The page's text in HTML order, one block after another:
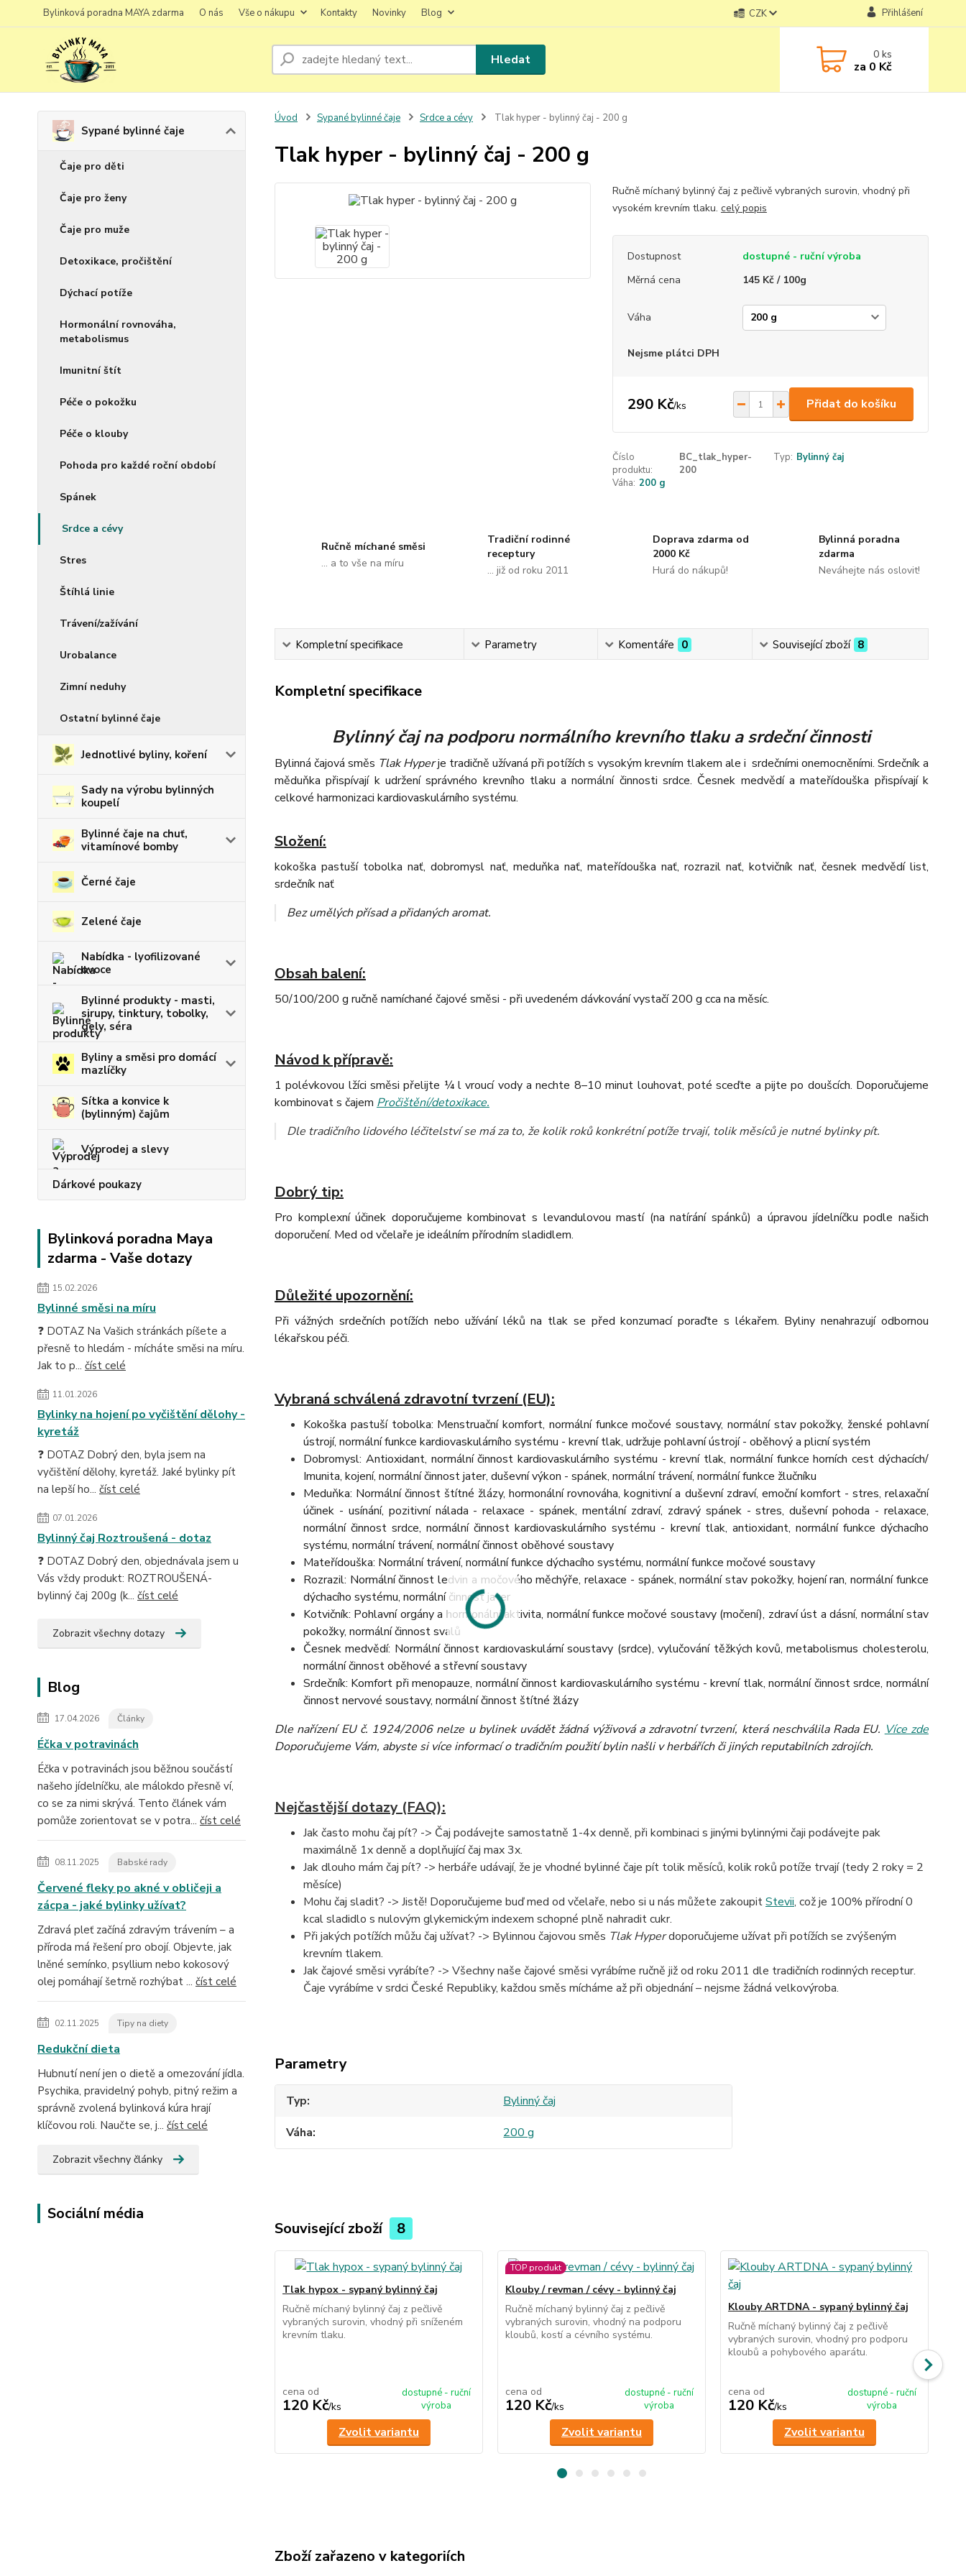
Bylinková poradna MAYA zdarma O nás Vše o nákupu Kontakty Novinky Blog CZK Přihlášení
Hledat 0ks
za 0 Kč
Sypané bylinné čaje
Čaje pro děti
Čaje pro ženy
Čaje pro muže
Detoxikace, pročištění
Dýchací potíže
Hormonální rovnováha,
metabolismus
Imunitní štít
Péče o pokožku
Péče o klouby
Pohoda pro každé roční období
Spánek
Srdce a cévy
Stres
Štíhlá linie
Trávení/zažívání
Urobalance
Zimní neduhy
Ostatní bylinné čaje
Jednotlivé byliny, koření
Sady na výrobu bylinných
koupelí
Bylinné čaje na chuť,
vitamínové bomby
Černé čaje
Zelené čaje
Nabídka - lyofilizované
ovoce
Bylinné produkty - masti,
sirupy, tinktury, tobolky,
gely, séra
Byliny a směsi pro domácí
mazlíčky
Sítka a konvice k
(bylinným) čajům
Výprodej a slevy
Dárkové poukazy
Bylinková poradna Maya
zdarma - Vaše dotazy
15.02.2026
Bylinné směsi na míru
❓ DOTAZ Na Vašich stránkách píšete a
přesně to hledám - mícháte směsi na míru.
Jak to p... číst celé
11.01.2026
Bylinky na hojení po vyčištění dělohy -
kyretáž
❓ DOTAZ Dobrý den, byla jsem na
vyčištění dělohy, kyretáž. Jaké bylinky pít
na lepší ho... číst celé
07.01.2026
Bylinný čaj Roztroušená - dotaz
❓ DOTAZ Dobrý den, objednávala jsem u
Vás vždy produkt: ROZTROUŠENÁ-
bylinný čaj 200g (k... číst celé
Zobrazit všechny dotazy
Blog
17.04.2026 Články
Éčka v potravinách
Éčka v potravinách jsou běžnou součástí
našeho jídelníčku, ale málokdo přesně ví,
co se za nimi skrývá. Tento článek vám
pomůže zorientovat se v potra... číst celé
08.11.2025 Babské rady
Červené fleky po akné v obličeji a
zácpa - jaké bylinky užívat?
Zdravá pleť začíná zdravým trávením – a
příroda má řešení pro obojí. Objevte, jak
lněné semínko, psyllium nebo kokosový
olej pomáhají šetrně rozhýbat ... číst celé
02.11.2025 Tipy na diety
Redukční dieta
Hubnutí není jen o dietě a omezování jídla.
Psychika, pravidelný pohyb, pitný režim a
správně zvolená bylinková kúra hrají
klíčovou roli. Naučte se, j... číst celé
Zobrazit všechny články
Sociální média
Úvod Sypané bylinné čaje Srdce a cévy Tlak hyper - bylinný čaj - 200 g
Tlak hyper - bylinný čaj - 200 g
Ručně míchaný bylinný čaj z pečlivě vybraných surovin, vhodný při
vysokém krevním tlaku. celý popis
Dostupnost
dostupné - ruční výroba
Měrná cena
145 Kč / 100g
Váha
Nejsme plátci DPH
290 Kč/ks Přidat do košíku
Číslo
produktu:
BC_tlak_hyper-
200
Typ: Bylinný čaj
Váha: 200 g
Ručně míchané směsi
... a to vše na míru
Tradiční rodinné
receptury
... již od roku 2011
Doprava zdarma od
2000 Kč
Hurá do nákupů!
Bylinná poradna
zdarma
Neváhejte nás oslovit!
Kompletní specifikace Parametry Komentáře 0 Související zboží 8
Kompletní specifikace
Bylinný čaj na podporu normálního krevního tlaku a srdeční činnosti
Bylinná čajová směs Tlak Hyperje tradičně užívaná při potížích s vysokým krevním tlakem ale i srdečními onemocněními. Srdečník a
měduňka přispívají k udržení správného krevního tlaku a normální činnosti srdce. Česnek medvědí a mateřídouška přispívají k
celkové harmonizaci kardiovaskulárního systému.
Složení:
kokoška pastuší tobolka nať, dobromysl nať, meduňka nať, mateřídouška nať, rozrazil nať, kotvičník nať, česnek medvědí list,
srdečník nať
Bez umělých přísad a přidaných aromat.
Obsah balení:
50/100/200 g ručně namíchané čajové směsi - při uvedeném dávkování vystačí 200 g cca na měsíc.
Návod k přípravě:
1 polévkovou lžíci směsi přelijte ¼ l vroucí vody a nechte 8–10 minut louhovat, poté sceďte a pijte po doušcích. Doporučujeme
kombinovat s čajem Pročištění/detoxikace.
Dle tradičního lidového léčitelství se má za to, že kolik roků konkrétní potíže trvají, tolik měsíců je nutné bylinky pít.
Dobrý tip:
Pro komplexní účinek doporučujeme kombinovat s levandulovou mastí (na natírání spánků) a úpravou jídelníčku podle našich
doporučení. Med od včelaře je ideálním přírodním sladidlem.
Důležité upozornění:
Při vážných srdečních potížích nebo užívání léků na tlak se před konzumací poraďte s lékařem. Byliny nenahrazují odbornou
lékařskou péči.
Vybraná schválená zdravotní tvrzení (EU):
Kokoška pastuší tobolka: Menstruační komfort, normální funkce močové soustavy, normální stav pokožky, ženské pohlavní
ústrojí, normální funkce kardiovaskulárního systému - krevní tlak, udržuje pohlavní ústrojí - oběhový a plicní systém
Dobromysl: Antioxidant, normální činnost kardiovaskulárního systému - krevní tlak, normální funkce horních cest dýchacích/
Imunita, kojení, normální činnost jater, duševní výkon - spánek, normální trávení, normální funkce žlučníku
Meduňka: Normální činnost štítné žlázy, hormonální rovnováha, kognitivní a duševní zdraví, emoční komfort - stres, relaxační
účinek - usínání, pozitivní nálada - relaxace - spánek, mentální zdraví, zdravý spánek - stres, duševní pohoda - relaxace,
normální činnost srdce, normální činnost kardiovaskulárního systému - krevní tlak, antioxidant, normální funkce dýchacího
systému, normální trávení, normální činnost oběhové soustavy
Mateřídouška: Normální trávení, normální funkce dýchacího systému, normální funkce močové soustavy
Rozrazil: Normální činnost ledvin a močového měchýře, relaxace - spánek, normální stav pokožky, hojení ran, normální funkce
dýchacího systému, normální činnost jater
Kotvičník: Pohlavní orgány a hormonální aktivita, normální funkce močové soustavy (močení), zdraví úst a dásní, normální stav
pokožky, normální činnost svalů
Česnek medvědí: Normální činnost kardiovaskulární soustavy (srdce), vylučování těžkých kovů, metabolismus cholesterolu,
normální činnost oběhové a střevní soustavy
Srdečník: Komfort při menopauze, normální činnost kardiovaskulárního systému - krevní tlak, normální činnost srdce, normální
činnost nervové soustavy, normální činnost štítné žlázy
Dle nařízení EU č. 1924/2006 nelze u bylinek uvádět žádná výživová a zdravotní tvrzení, která neschválila Rada EU. Více zde
Doporučujeme Vám, abyste si více informací o tradičním použití bylin našli v herbářích či jiných reputabilních zdrojích.
Nejčastější dotazy (FAQ):
Jak často mohu čaj pít? -> Čaj podávejte samostatně 1-4x denně, při kombinaci s jinými bylinnými čaji podávejte pak
maximálně 1x denně a doplňující čaj max 3x.
Jak dlouho mám čaj pít? -> herbáře udávají, že je vhodné bylinné čaje pít tolik měsíců, kolik roků potíže trvají (tedy 2 roky = 2
měsíce)
Mohu čaj sladit? -> Jistě! Doporučujeme buď med od včelaře, nebo si u nás můžete zakoupitStevii, což je 100% přírodní 0
kcal sladidlo s nulovým glykemickým indexem schopné plně nahradit cukr.
Při jakých potížích můžu čaj užívat? -> Bylinnou čajovou směs Tlak Hyperdoporučujeme užívat při potížích se zvýšeným
krevním tlakem.
Jak čajové směsi vyrábíte? -> Všechny naše čajové směsi vyrábíme ručně již od roku 2011 dle tradičních rodinných receptur.
Čaje vyrábíme v srdci České Republiky, každou směs mícháme až při objednání – nejsme žádná velkovýroba.
Parametry
Typ
Bylinný čaj
Váha
200 g
Související zboží 8
Tlak hypox - sypaný bylinný čaj
Ručně míchaný bylinný čaj z pečlivě
vybraných surovin, vhodný při sníženém
krevním tlaku.
cena od
120 Kč/ks
dostupné - ruční
výroba
Zvolit variantu
TOP produkt
Klouby / revman / cévy - bylinný čaj
Ručně míchaný bylinný čaj z pečlivě
vybraných surovin, vhodný na podporu
kloubů, kostí a cévního systému.
cena od
120 Kč/ks
dostupné - ruční
výroba
Zvolit variantu
Klouby ARTDNA - sypaný bylinný čaj
Ručně míchaný bylinný čaj z pečlivě
vybraných surovin, vhodný pro podporu
kloubů a pohybového aparátu.
cena od
120 Kč/ks
dostupné - ruční
výroba
Zvolit variantu
Zboží zařazeno v kategoriích